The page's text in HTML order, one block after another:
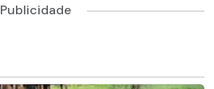
Publicidade